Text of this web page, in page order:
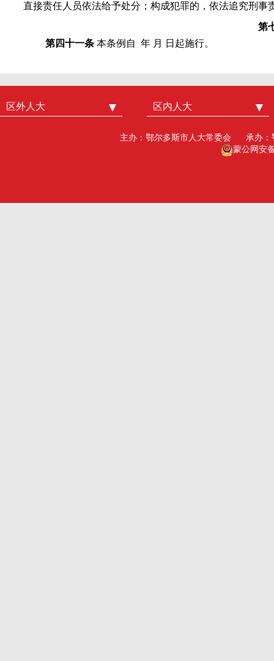
直接责任人员依法给予处分；构成犯罪的，依法追究刑事
第
第四十一条本条例自 年 月 日起施行。
区外人大
中国人大
区内人大
内蒙古人大
包头人大
巴彦淖尔市人大
主办：鄂尔多斯市人大常委会
承办：
蒙公网安